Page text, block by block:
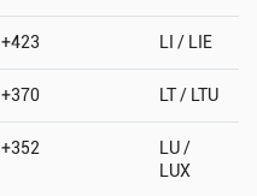
+423 LI / LIE
+370 LT / LTU
+352
LU /
LUX